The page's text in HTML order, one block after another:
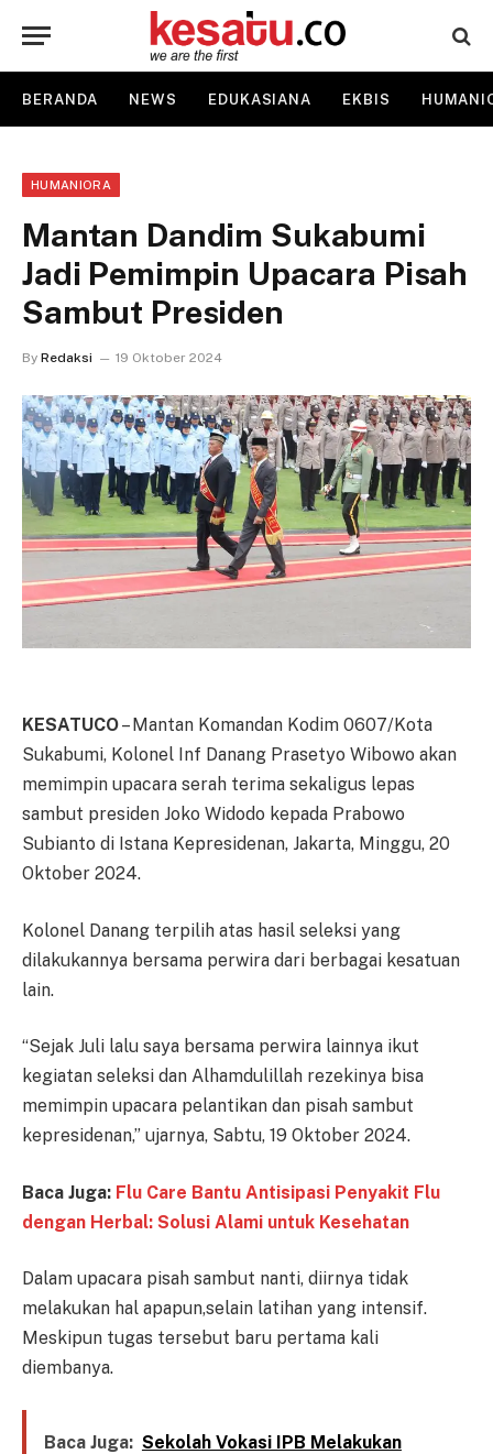
BERANDA NEWS EDUKASIANA EKBIS
HUMANIORA
Mantan Dandim Sukabumi
Jadi Pemimpin Upacara Pisah
Sambut Presiden
By Redaksi 19 Oktober 2024
KESATUCO– Mantan Komandan Kodim 0607/Kota
Sukabumi, Kolonel Inf Danang Prasetyo Wibowo akan
memimpin upacara serah terima sekaligus lepas
sambut presiden Joko Widodo kepada Prabowo
Subianto di Istana Kepresidenan, Jakarta, Minggu, 20
Oktober 2024.
Kolonel Danang terpilih atas hasil seleksi yang
dilakukannya bersama perwira dari berbagai kesatuan
lain.
“Sejak Juli lalu saya bersama perwira lainnya ikut
kegiatan seleksi dan Alhamdulillah rezekinya bisa
memimpin upacara pelantikan dan pisah sambut
kepresidenan,” ujarnya, Sabtu, 19 Oktober 2024.
Baca Juga: Flu Care Bantu Antisipasi Penyakit Flu
dengan Herbal: Solusi Alami untuk Kesehatan
Dalam upacara pisah sambut nanti, diirnya tidak
melakukan hal apapun,selain latihan yang intensif.
Meskipun tugas tersebut baru pertama kali
diembanya.
Baca Juga: Sekolah Vokasi IPB Melakukan